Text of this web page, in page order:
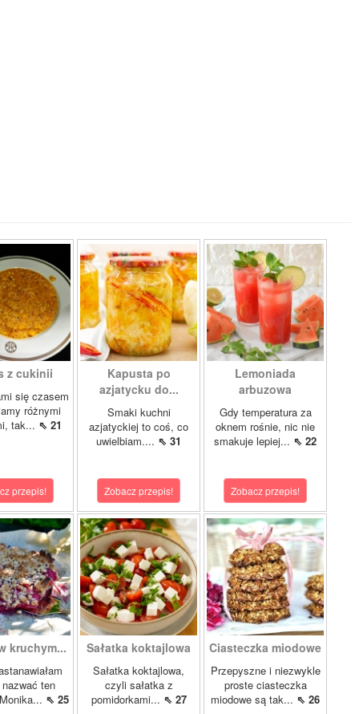
z cukinii
się czasem
różnymi
tak... ⇖ 21
przepis!
Kapusta po
azjatycku do...
Smaki kuchni
azjatyckiej to coś, co
uwielbiam.... ⇖ 31
Zobacz przepis!
Lemoniada
arbuzowa
Gdy temperatura za
oknem rośnie, nic nie
smakuje lepiej... ⇖ 22
Zobacz przepis!
kruchym...
ten
⇖ 25
Sałatka koktajlowa
Sałatka koktajlowa,
czyli sałatka z
pomidorkami... ⇖ 27
Ciasteczka miodowe
Przepyszne i niezwykle
proste ciasteczka
miodowe są tak... ⇖ 26